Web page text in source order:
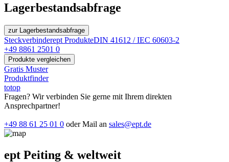
Lagerbestandsabfrage
zur Lagerbestandsabfrage
Steckverbinderept ProdukteDIN 41612 / IEC 60603-2
+49 8861 2501 0
Produkte vergleichen
Gratis Muster
Produktfinder
totop
Fragen? Wir verbinden Sie gerne mit Ihrem direkten
Ansprechpartner!
+49 88 61 25 01 0 oder Mail an sales@ept.de
ept Peiting & weltweit